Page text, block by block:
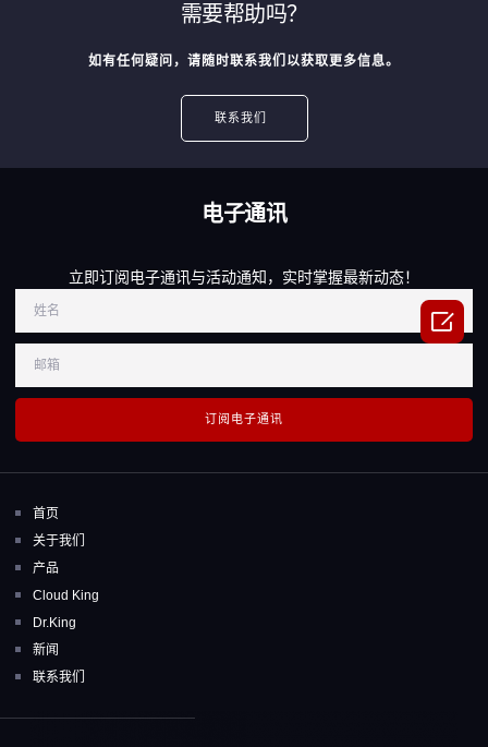
需要帮助吗？
如有任何疑问，请随时联系我们以获取更多信息。
联系我们
电子通讯
立即订阅电子通讯与活动通知，实时掌握最新动态！
订阅电子通讯
首页
关于我们
产品
Cloud King
Dr.King
新闻
联系我们
